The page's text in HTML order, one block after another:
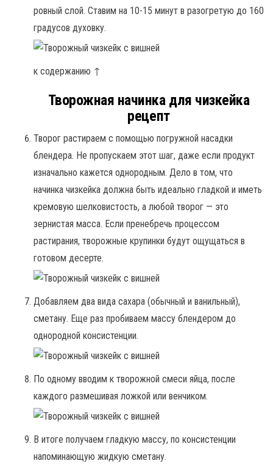
ровный слой. Ставим на 10-15 минут в разогретую до 160
градусов духовку.
к содержанию ↑
Творожная начинка для чизкейка
рецепт
Творог растираем с помощью погружной насадки
блендера. Не пропускаем этот шаг, даже если продукт
изначально кажется однородным. Дело в том, что
начинка чизкейка должна быть идеально гладкой и иметь
кремовую шелковистость, а любой творог — это
зернистая масса. Если пренебречь процессом
растирания, творожные крупинки будут ощущаться в
готовом десерте.
Добавляем два вида сахара (обычный и ванильный),
сметану. Еще раз пробиваем массу блендером до
однородной консистенции.
По одному вводим к творожной смеси яйца, после
каждого размешивая ложкой или венчиком.
В итоге получаем гладкую массу, по консистенции
напоминающую жидкую сметану.